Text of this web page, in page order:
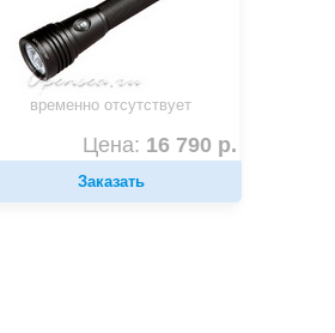
временно отсутствует
Цена: 16 790 р.
Заказать